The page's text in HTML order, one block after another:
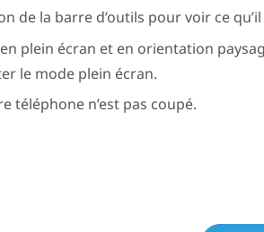
de la barre d’outils pour voir ce
plein écran et en orientation
le mode plein écran.
téléphone n’est pas coupé.